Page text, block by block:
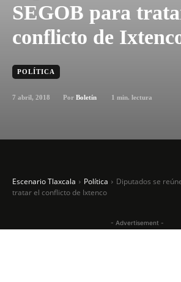
SEGOB para
conflicto de
POLÍTICA
7 abril, 2018 Por Boletín 1 min. lectura
Escenario Tlaxcala Política
Diputados se
tratar el conflicto de Ixtenco
- Advertisement -